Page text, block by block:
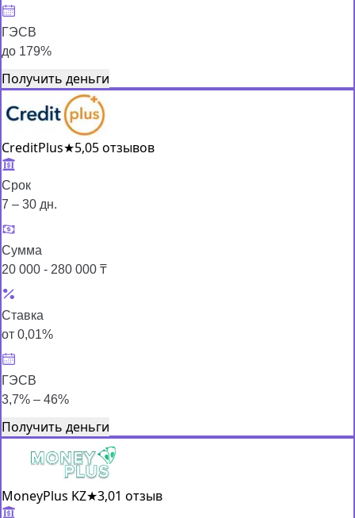
ГЭСВ
до 179%
Получить деньги
CreditPlus★5,05 отзывов
Срок
7 – 30 дн.
Сумма
20 000 - 280 000 ₸
Ставка
от 0,01%
ГЭСВ
3,7% – 46%
Получить деньги
MoneyPlus KZ★3,01 отзыв